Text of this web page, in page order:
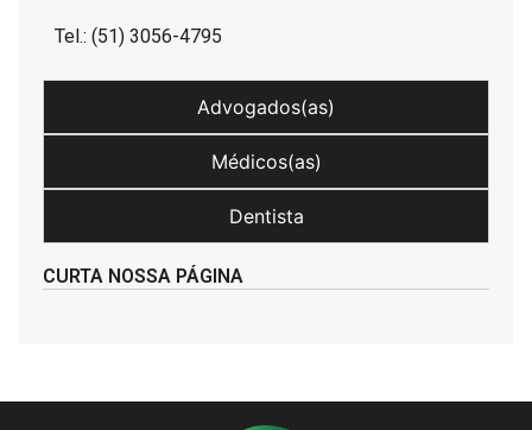
Tel.: (51) 3056-4795
Advogados(as)
Médicos(as)
Dentista
CURTA NOSSA PÁGINA